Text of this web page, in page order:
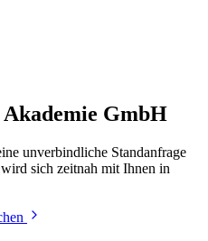
GmbH
unverbindliche Standanfrage
sich zeitnah mit Ihnen in